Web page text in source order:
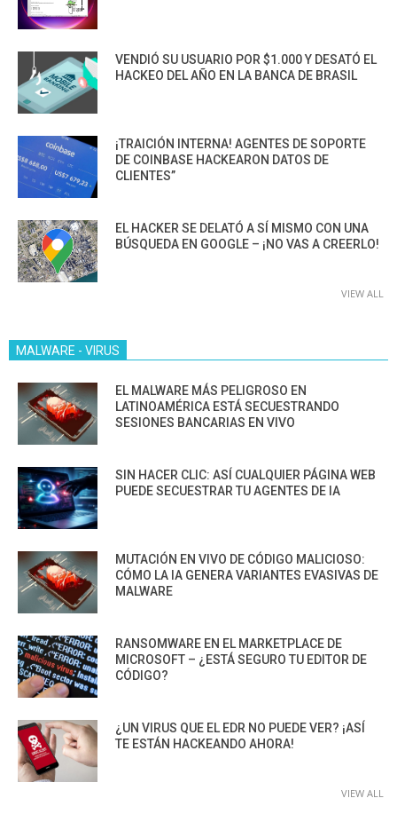
VENDIÓ SU USUARIO POR $1.000 Y DESATÓ EL
HACKEO DEL AÑO EN LA BANCA DE BRASIL
¡TRAICIÓN INTERNA! AGENTES DE SOPORTE
DE COINBASE HACKEARON DATOS DE
CLIENTES”
EL HACKER SE DELATÓ A SÍ MISMO CON UNA
BÚSQUEDA EN GOOGLE – ¡NO VAS A CREERLO!
VIEW ALL
MALWARE - VIRUS
EL MALWARE MÁS PELIGROSO EN
LATINOAMÉRICA ESTÁ SECUESTRANDO
SESIONES BANCARIAS EN VIVO
SIN HACER CLIC: ASÍ CUALQUIER PÁGINA WEB
PUEDE SECUESTRAR TU AGENTES DE IA
MUTACIÓN EN VIVO DE CÓDIGO MALICIOSO:
CÓMO LA IA GENERA VARIANTES EVASIVAS DE
MALWARE
RANSOMWARE EN EL MARKETPLACE DE
MICROSOFT – ¿ESTÁ SEGURO TU EDITOR DE
CÓDIGO?
¿UN VIRUS QUE EL EDR NO PUEDE VER? ¡ASÍ
TE ESTÁN HACKEANDO AHORA!
VIEW ALL